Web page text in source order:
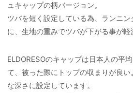
ュキャップの柄バージョン。
ツバを短く設定している為、ランニ
に、生地の重みでツバが下がる事が軽
ELDORESOのキャップは日本人の平
て、被った際にトップの収まりが良
な深さに設定しています。